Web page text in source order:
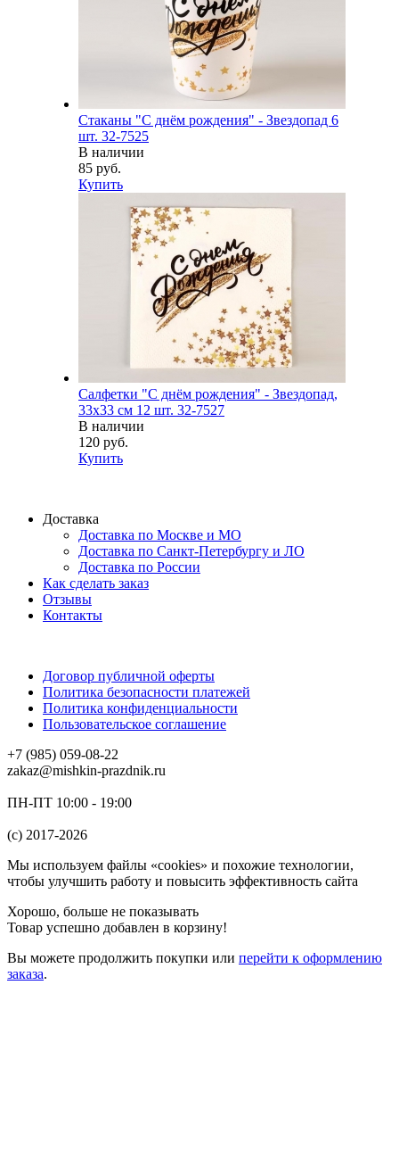
Стаканы "С днём рождения" - Звездопад 6
шт. 32-7525
В наличии
85 руб.
Купить
Салфетки "С днём рождения" - Звездопад,
33х33 см 12 шт. 32-7527
В наличии
120 руб.
Купить
Доставка
Доставка по Москве и МО
Доставка по Санкт-Петербургу и ЛО
Доставка по России
Как сделать заказ
Отзывы
Контакты
Договор публичной оферты
Политика безопасности платежей
Политика конфиденциальности
Пользовательское соглашение
+7 (985) 059-08-22
zakaz@mishkin-prazdnik.ru
ПН-ПТ 10:00 - 19:00
(c) 2017-2026
Мы используем файлы «cookies» и похожие технологии,
чтобы улучшить работу и повысить эффективность сайта
Хорошо, больше не показывать
Товар успешно добавлен в корзину!
Вы можете продолжить покупки или перейти к оформлению
заказа.